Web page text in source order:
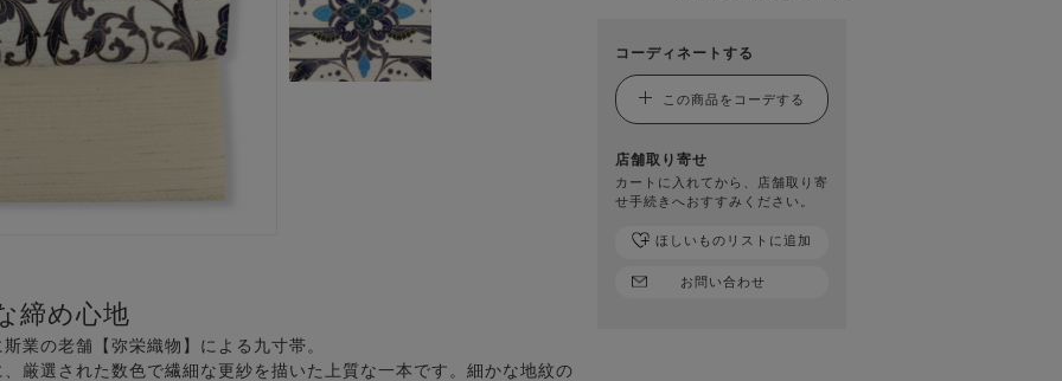
締め心地
業の老舗【弥栄織物】による九寸帯。
厳選された数色で繊細な更紗を描いた上質な一本です。細かな地紋の
コーディネートする
この商品をコーデする
店舗取り寄せ
カートに入れてから、店舗取り寄
せ手続きへおすすみください。
お問い合わせ
ほしいものリストに追加